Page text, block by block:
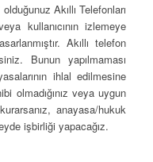
Akıllı Telefonları
kullanıcının izlemeye
Akıllı telefon
Bunun yapılmaması
ihlal edilmesine
olmadığınız veya uygun
anayasa/hukuk
işbirliği yapacağız.